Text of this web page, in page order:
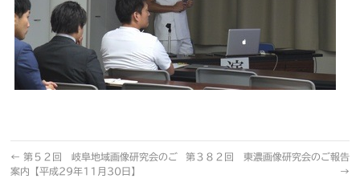
← 第５２回 岐阜地域画像研究会のご
案内【平成29年11月30日】
第３８２回 東濃画像研究会のご報告
→